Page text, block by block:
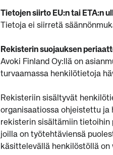
Tietojen siirto EU:n tai ETA:n
Tietoja ei siirretä
Rekisterin suojauksen
Avoki Finland Oy:llä on
turvaamassa henkilötietoja
Rekisteriin sisältyvät
organisaatiossa ohjeistettu
rekisterin sisältämiin tietoihin
joilla on työtehtäviensä
käsittelevällä henkilöstöllä on